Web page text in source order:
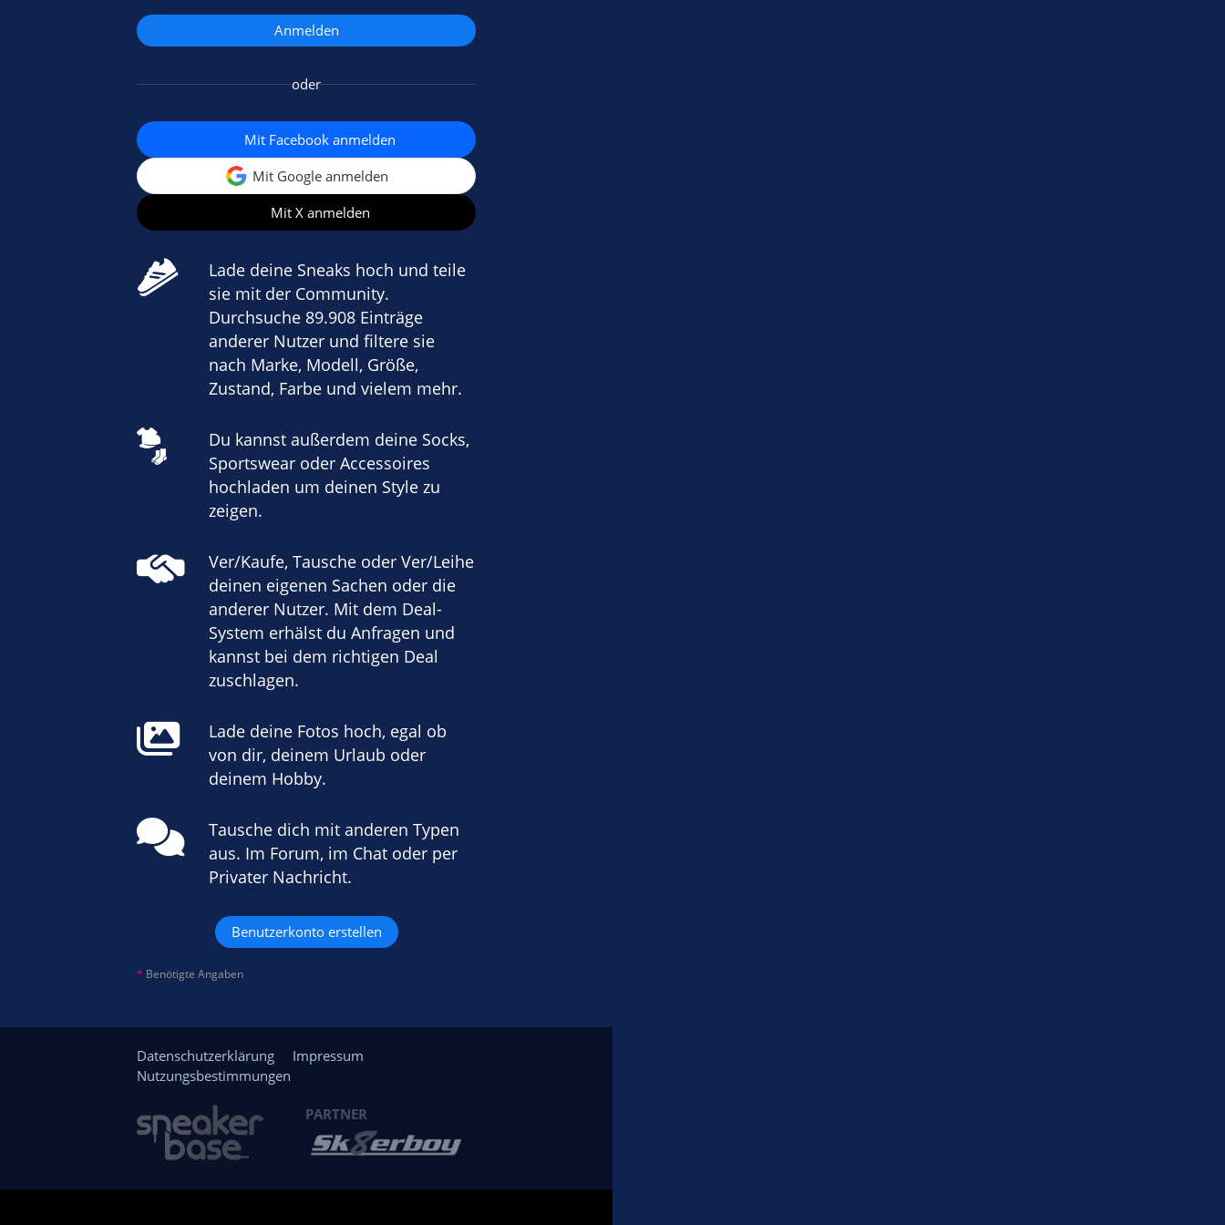
oder
Mit Facebook anmelden
Mit Google anmelden
Mit X anmelden
Lade deine Sneaks hoch und teile
sie mit der Community.
Durchsuche 89.908 Einträge
anderer Nutzer und filtere sie
nach Marke, Modell, Größe,
Zustand, Farbe und vielem mehr.
Du kannst außerdem deine Socks,
Sportswear oder Accessoires
hochladen um deinen Style zu
zeigen.
Ver/Kaufe, Tausche oder Ver/Leihe
deinen eigenen Sachen oder die
anderer Nutzer. Mit dem Deal-
System erhälst du Anfragen und
kannst bei dem richtigen Deal
zuschlagen.
Lade deine Fotos hoch, egal ob
von dir, deinem Urlaub oder
deinem Hobby.
Tausche dich mit anderen Typen
aus. Im Forum, im Chat oder per
Privater Nachricht.
Benutzerkonto erstellen
* Benötigte Angaben
Datenschutzerklärung
Impressum
Nutzungsbestimmungen
PARTNER